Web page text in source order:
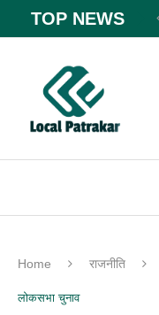
TOP NEWS
Home राजनीति
लोकसभा चुनाव